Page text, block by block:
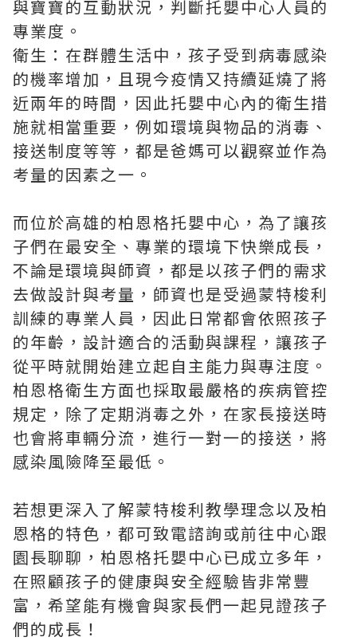
與寶寶的互動狀況，判斷托嬰中心人員的
專業度。
衛生：在群體生活中，孩子受到病毒感染
的機率增加，且現今疫情又持續延燒了將
近兩年的時間，因此托嬰中心內的衛生措
施就相當重要，例如環境與物品的消毒、
接送制度等等，都是爸媽可以觀察並作為
考量的因素之一。
而位於高雄的柏恩格托嬰中心，為了讓孩
子們在最安全、專業的環境下快樂成長，
不論是環境與師資，都是以孩子們的需求
去做設計與考量，師資也是受過蒙特梭利
訓練的專業人員，因此日常都會依照孩子
的年齡，設計適合的活動與課程，讓孩子
從平時就開始建立起自主能力與專注度。
柏恩格衛生方面也採取最嚴格的疾病管控
規定，除了定期消毒之外，在家長接送時
也會將車輛分流，進行一對一的接送，將
感染風險降至最低。
若想更深入了解蒙特梭利教學理念以及柏
恩格的特色，都可致電諮詢或前往中心跟
園長聊聊，柏恩格托嬰中心已成立多年，
在照顧孩子的健康與安全經驗皆非常豐
富，希望能有機會與家長們一起見證孩子
們的成長！